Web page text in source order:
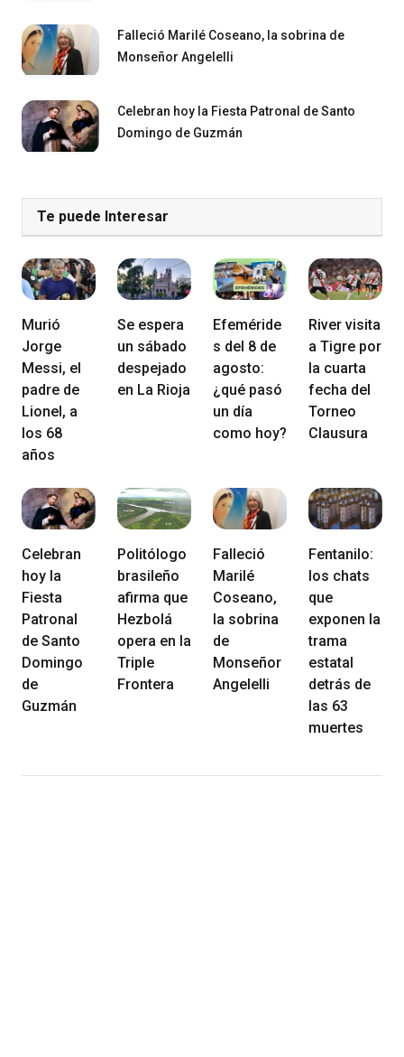
Falleció Marilé Coseano, la sobrina de
Monseñor Angelelli
Celebran hoy la Fiesta Patronal de Santo
Domingo de Guzmán
Te puede Interesar
Murió
Jorge
Messi, el
padre de
Lionel, a
los 68
años
Se espera
un sábado
despejado
en La Rioja
Efeméride
s del 8 de
agosto:
¿qué pasó
un día
como hoy?
River visita
a Tigre por
la cuarta
fecha del
Torneo
Clausura
Celebran
hoy la
Fiesta
Patronal
de Santo
Domingo
de
Guzmán
Politólogo
brasileño
afirma que
Hezbolá
opera en la
Triple
Frontera
Falleció
Marilé
Coseano,
la sobrina
de
Monseñor
Angelelli
Fentanilo:
los chats
que
exponen la
trama
estatal
detrás de
las 63
muertes